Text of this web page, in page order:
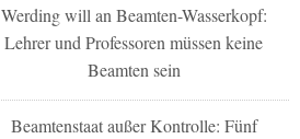
Werding will an Beamten-Wasserkopf:
Lehrer und Professoren müssen keine
Beamten sein
Beamtenstaat außer Kontrolle: Fünf